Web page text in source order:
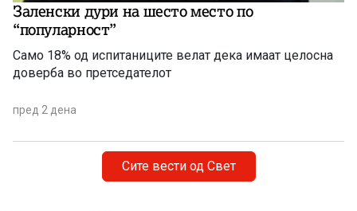
Заленски дури на шесто место по
“популарност”
Само 18% од испитаниците велат дека имаат целосна
доверба во претседателот
пред 2 дена
Сите вести од Свет